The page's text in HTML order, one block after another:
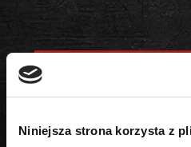
Niniejsza strona korzysta z
PODOBNE